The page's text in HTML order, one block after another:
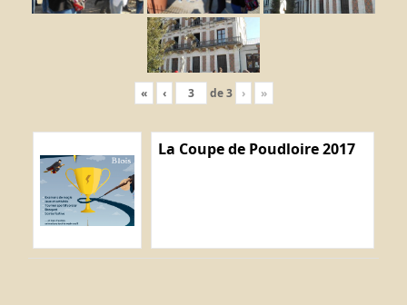
« ‹ de3 › »
La Coupe de Poudloire 2017